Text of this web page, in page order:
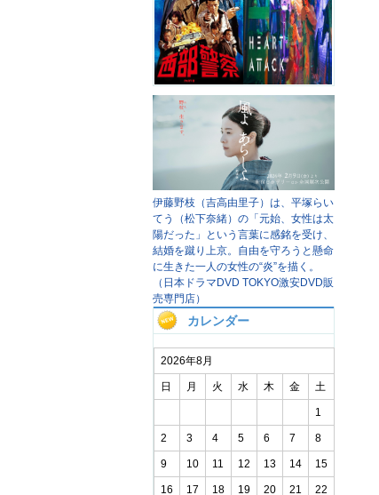
伊藤野枝（吉高由里子）は、平塚らい
てう（松下奈緒）の「元始、女性は太
陽だった」という言葉に感銘を受け、
結婚を蹴り上京。自由を守ろうと懸命
に生きた一人の女性の“炎”を描く。
（日本ドラマDVD TOKYO激安DVD販
売専門店）
カレンダー
2026年8月
日 月 火 水 木 金 土
1
2 3 4 5 6 7 8
9 10 11 12 13 14 15
16 17 18 19 20 21 22